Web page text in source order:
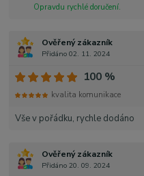
Opravdu rychlé doručení.
Ověřený zákazník
Přidáno 02. 11. 2024
Vše v pořádku, rychle dodáno
100 %
kvalita komunikace
Ověřený zákazník
Přidáno 20. 09. 2024